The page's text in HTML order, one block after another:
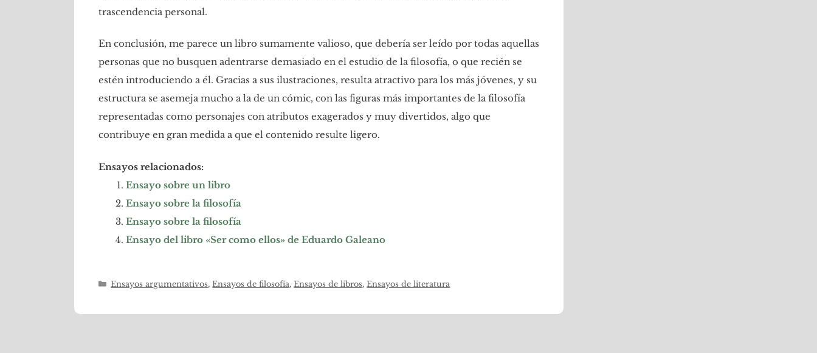
trascendencia personal.
En conclusión, me parece un libro sumamente valioso, que debería ser leído por todas aquellas
personas que no busquen adentrarse demasiado en el estudio de la filosofía, o que recién se
estén introduciendo a él. Gracias a sus ilustraciones, resulta atractivo para los más jóvenes, y su
estructura se asemeja mucho a la de un cómic, con las figuras más importantes de la filosofía
representadas como personajes con atributos exagerados y muy divertidos, algo que
contribuye en gran medida a que el contenido resulte ligero.
Ensayos relacionados:
Ensayo sobre un libro
Ensayo sobre la filosofía
Ensayo sobre la filosofía
Ensayo del libro «Ser como ellos» de Eduardo Galeano
Categorías
Ensayos argumentativos,Ensayos de filosofía,Ensayos de libros,Ensayos de literatura